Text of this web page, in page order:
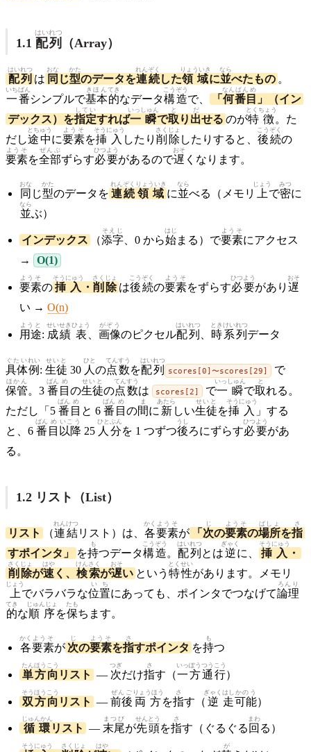
1.1 配列
はいれつ
（Array）
配列
はいれつ
は 同
おな
じ型
かた
のデータを連続
れんぞく
した領域
りょういき
に並
なら
べたもの 。
一番
いちばん
シンプルで基本
きほん
的
てき
なデータ構造
こうぞう
で、 「 何
なん
番目
ばんめ
」（イン
デックス）を指定
してい
すれば一瞬
いっしゅん
で取
と
り 出
だ
せる のが特徴
とくちょう
。た
だし途中
とちゅう
に要素
ようそ
を挿入
そうにゅう
したり 削除
さくじょ
したりすると、 後続
こうぞく
の
要素
ようそ
を全部
ぜんぶ
ずらす必要
ひつよう
があるので遅
おそ
くなります。
同
おな
じ型
かた
のデータを 連続
れんぞく
領域
りょういき
に並
なら
べる（メモリ 上
じょう
で密
みつ
に
並
なら
ぶ）
インデックス （添字
そえじ
、0 から始
はじ
まる）で要素
ようそ
にアクセス
→
O(1)
要素
ようそ
の挿入
そうにゅう
・ 削除
さくじょ
は後続
こうぞく
の要素
ようそ
をずらす必要
ひつよう
があり 遅
おそ
い → O(n)
用途
ようと
: 成績
せいせき
表
ひょう
画像
がぞう
のピクセル配列
はいれつ
時
とき
系列
けいれつ
データ
具体
ぐたい
例
れい
: 生徒
せいと
30 人
ひと
の点数
てんすう
を配列
はいれつ
scores[0]〜scores[29]
で
保管
ほかん
。3 番
ばん
目
め
の生徒
せいと
の点数
てんすう
は scores[2] で一瞬
いっしゅん
で取
と
れる。
ただし「5 番
ばん
目
め
と 6 番
ばん
目
め
の間
ま
に 新
あたら
しい生徒
せいと
を挿入
そうにゅう
」する
と、6 番
ばん
目
め
以降
いこう
25 人
ひと
分
ぶん
を 1 つずつ後
うし
ろにずらす必要
ひつよう
があ
る。
1.2 リスト（List）
リスト （連結
れんけつ
リスト）は、 各
かく
要素
ようそ
が 「 次
じ
の要素
ようそ
の場所
ばしょ
を指
さ
すポインタ」 を持
も
つデータ構造
こうぞう
。 配列
はいれつ
とは逆
ぎゃく
に、 挿入
そうにゅう
・
削除
さくじょ
が速
はや
く、 検索
けんさく
が遅
おそ
い という 特性
とくせい
があります。メモリ
上
じょう
でバラバラな位置
いち
にあっても、ポインタでつなげて論理
ろんり
的
てき
な順序
じゅんじょ
を保
たも
ちます。
各
かく
要素
ようそ
が 次
じ
の要素
ようそ
を指
さ
すポインタ を持
も
つ
単
たん
方向
ほうこう
リスト — 次
つぎ
だけ指
さ
す（一方
いっぽう
通行
つうこう
）
双方向
そうほうこう
リスト — 前後
ぜんご
両方
りょうほう
を指
さ
す（ 逆
ぎゃく
走
はし
可能
かのう
）
循環
じゅんかん
リスト — 末尾
まつび
が先頭
せんとう
を指
さ
す（ぐるぐる 回
まわ
る）
そうにゅう さくじょ はや が